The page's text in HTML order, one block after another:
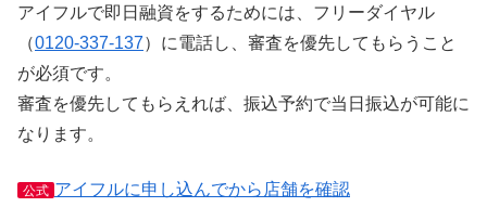
アイフルで即日融資をするためには、フリーダイヤル
（0120-337-137）に電話し、審査を優先してもらうこと
が必須です。
審査を優先してもらえれば、振込予約で当日振込が可能に
なります。
公式 アイフルに申し込んでから店舗を確認